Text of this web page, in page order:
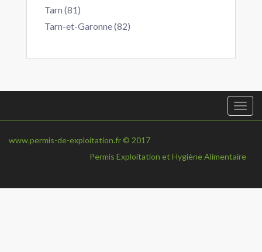
Tarn (81)
Tarn-et-Garonne (82)
www.permis-de-exploitation.fr © 2017
Permis Exploitation et Hygiène Alimentaire